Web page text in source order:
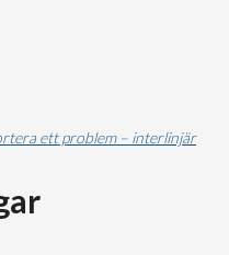
ett problem – interlinjär